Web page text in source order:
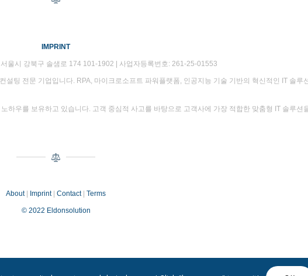
IMPRINT
울시 강북구 솔샘로 174 101-1902 | 사업자등록번호: 261-25-01553
팅 전문 기업입니다. RPA, 마이크로소프트 파워플랫폼, 인공지능 기술 기반의 혁신적인 IT 솔루
우를 보유하고 있습니다. 고객 중심적 사고를 바탕으로 고객사에 가장 적합한 맞춤형 IT 솔루션
About| Imprint|Contact|Terms
© 2022 Eldonsolution